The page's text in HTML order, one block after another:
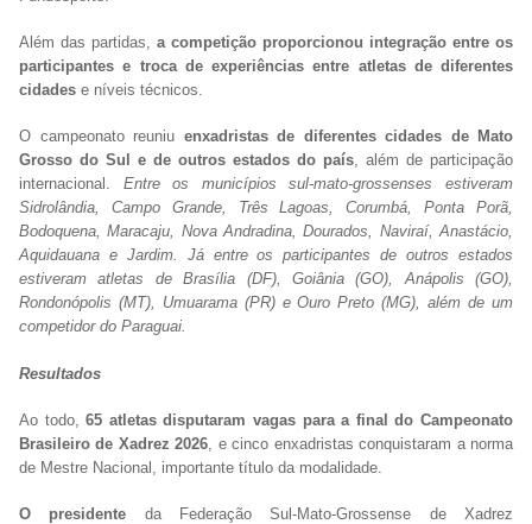
Além das partidas, a competição proporcionou integração entre os
participantes e troca de experiências entre atletas de diferentes
cidades e níveis técnicos.
O campeonato reuniu enxadristas de diferentes cidades de Mato
Grosso do Sul e de outros estados do país, além de participação
internacional. Entre os municípios sul-mato-grossenses estiveram
Sidrolândia, Campo Grande, Três Lagoas, Corumbá, Ponta Porã,
Bodoquena, Maracaju, Nova Andradina, Dourados, Naviraí, Anastácio,
Aquidauana e Jardim. Já entre os participantes de outros estados
estiveram atletas de Brasília (DF), Goiânia (GO), Anápolis (GO),
Rondonópolis (MT), Umuarama (PR) e Ouro Preto (MG), além de um
competidor do Paraguai.
Resultados
Ao todo, 65 atletas disputaram vagas para a final do Campeonato
Brasileiro de Xadrez 2026 , e cinco enxadristas conquistaram a norma
de Mestre Nacional, importante título da modalidade.
O presidente da Federação Sul-Mato-Grossense de Xadrez